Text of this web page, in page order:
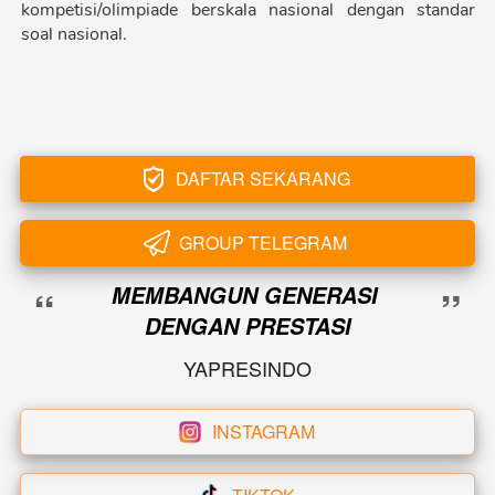
kompetisi/olimpiade berskala nasional dengan standar
soal nasional.
` DAFTAR SEKARANG
` GROUP TELEGRAM
“
MEMBANGUN GENERASI
DENGAN PRESTASI
”
YAPRESINDO
` INSTAGRAM